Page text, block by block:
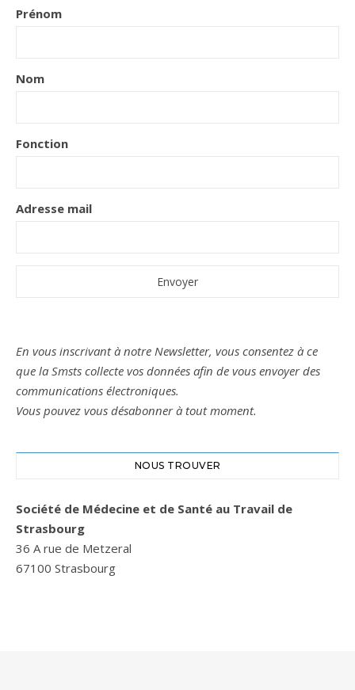
Prénom
Nom
Fonction
Adresse mail
En vous inscrivant à notre Newsletter, vous consentez à ce
que la Smsts collecte vos données afin de vous envoyer des
communications électroniques.
Vous pouvez vous désabonner à tout moment.
NOUS TROUVER
Société de Médecine et de Santé au Travail de
Strasbourg
36 A rue de Metzeral
67100 Strasbourg